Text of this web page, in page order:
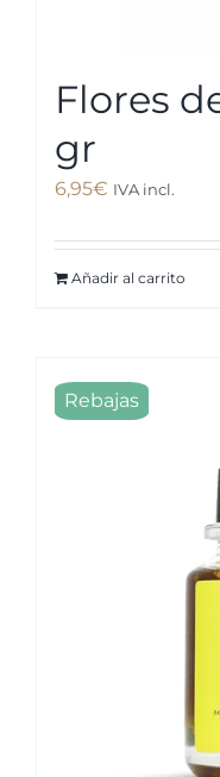
Flores
gr
6,95€ IVA incl.
Añadir al carrito
Rebajas